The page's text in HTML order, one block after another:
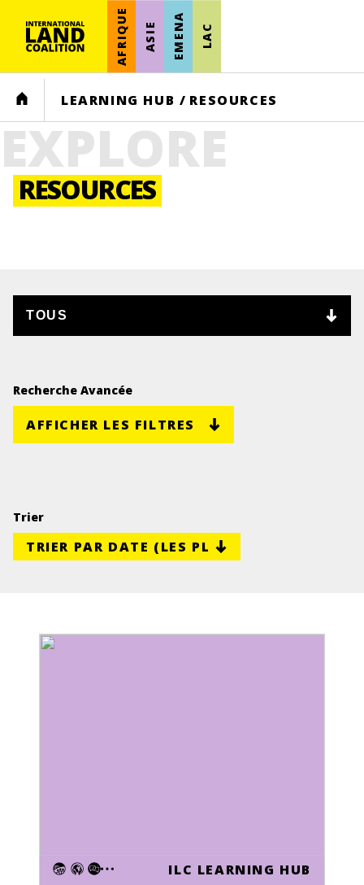
AFRIQUE ASIE EMENA LAC
HOME LEARNING HUB / RESOURCES
EXPLORE
RESOURCES
Recherche Avancée
AFFICHER LES FILTRES
Trier
ILC LEARNING HUB